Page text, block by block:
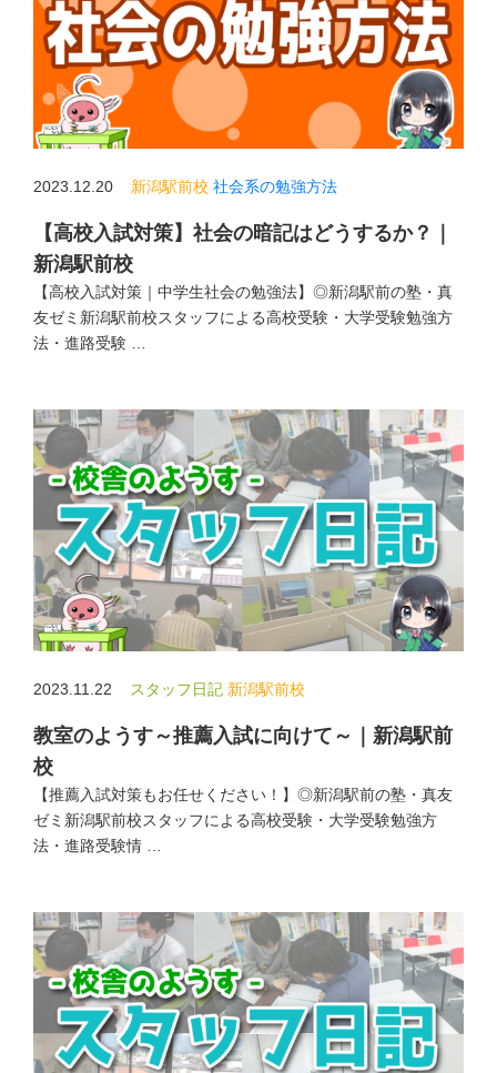
2023.12.20 新潟駅前校 社会系の勉強方法
【高校入試対策】社会の暗記はどうするか？｜
新潟駅前校
【高校入試対策｜中学生社会の勉強法】◎新潟駅前の塾・真
友ゼミ新潟駅前校スタッフによる高校受験・大学受験勉強方
法・進路受験 …
2023.11.22 スタッフ日記 新潟駅前校
教室のようす～推薦入試に向けて～｜新潟駅前
校
【推薦入試対策もお任せください！】◎新潟駅前の塾・真友
ゼミ新潟駅前校スタッフによる高校受験・大学受験勉強方
法・進路受験情 …